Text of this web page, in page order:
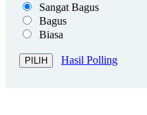
Sangat Bagus
Bagus
Biasa
Hasil Polling